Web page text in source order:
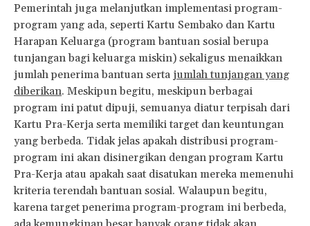
Pemerintah juga melanjutkan implementasi program-
program yang ada, seperti Kartu Sembako dan Kartu
Harapan Keluarga (program bantuan sosial berupa
tunjangan bagi keluarga miskin) sekaligus menaikkan
jumlah penerima bantuan serta jumlah tunjangan yang
diberikan. Meskipun begitu, meskipun berbagai
program ini patut dipuji, semuanya diatur terpisah dari
Kartu Pra-Kerja serta memiliki target dan keuntungan
yang berbeda. Tidak jelas apakah distribusi program-
program ini akan disinergikan dengan program Kartu
Pra-Kerja atau apakah saat disatukan mereka memenuhi
kriteria terendah bantuan sosial. Walaupun begitu,
karena target penerima program-program ini berbeda,